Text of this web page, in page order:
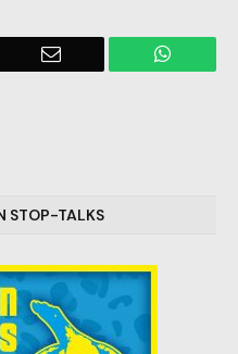
Email
STOP-TALKS